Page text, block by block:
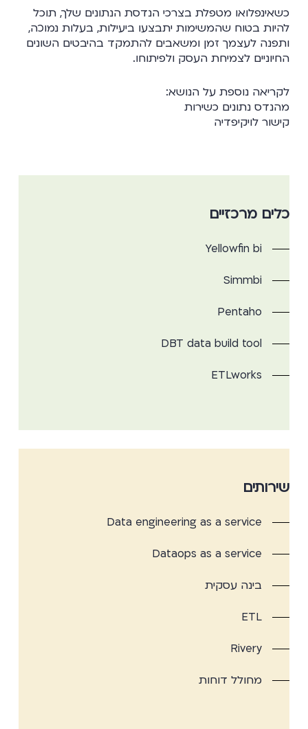
כשאינפלואו מטפלת בצרכי הנדסת הנתונים שלך, תוכל
להיות בטוח שהמשימות יתבצעו ביעילות, בעלות נמוכה,
ותפנה לעצמך זמן ומשאבים להתמקד בהיבטים השונים
החיוניים לצמיחת העסק ולפיתוחו.
לקריאה נוספת על הנושא:
מהנדס נתונים כשירות
קישור לויקיפדיה
כלים מרכזיים
Yellowfin bi
Simmbi
Pentaho
DBT data build tool
ETLworks
שירותים
Data engineering as a service
Dataops as a service
בינה עסקית
ETL
Rivery
מחולל דוחות